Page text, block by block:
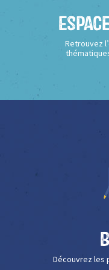
Retrouvez
Découvrez les